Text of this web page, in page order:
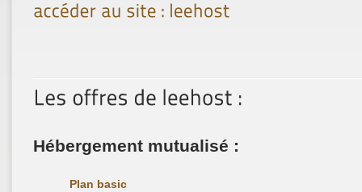
Hébergement mutualisé :
Plan basic